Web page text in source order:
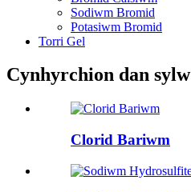
Sodiwm Bromid
Potasiwm Bromid
Torri Gel
Cynhyrchion dan sylw
Clorid Bariwm